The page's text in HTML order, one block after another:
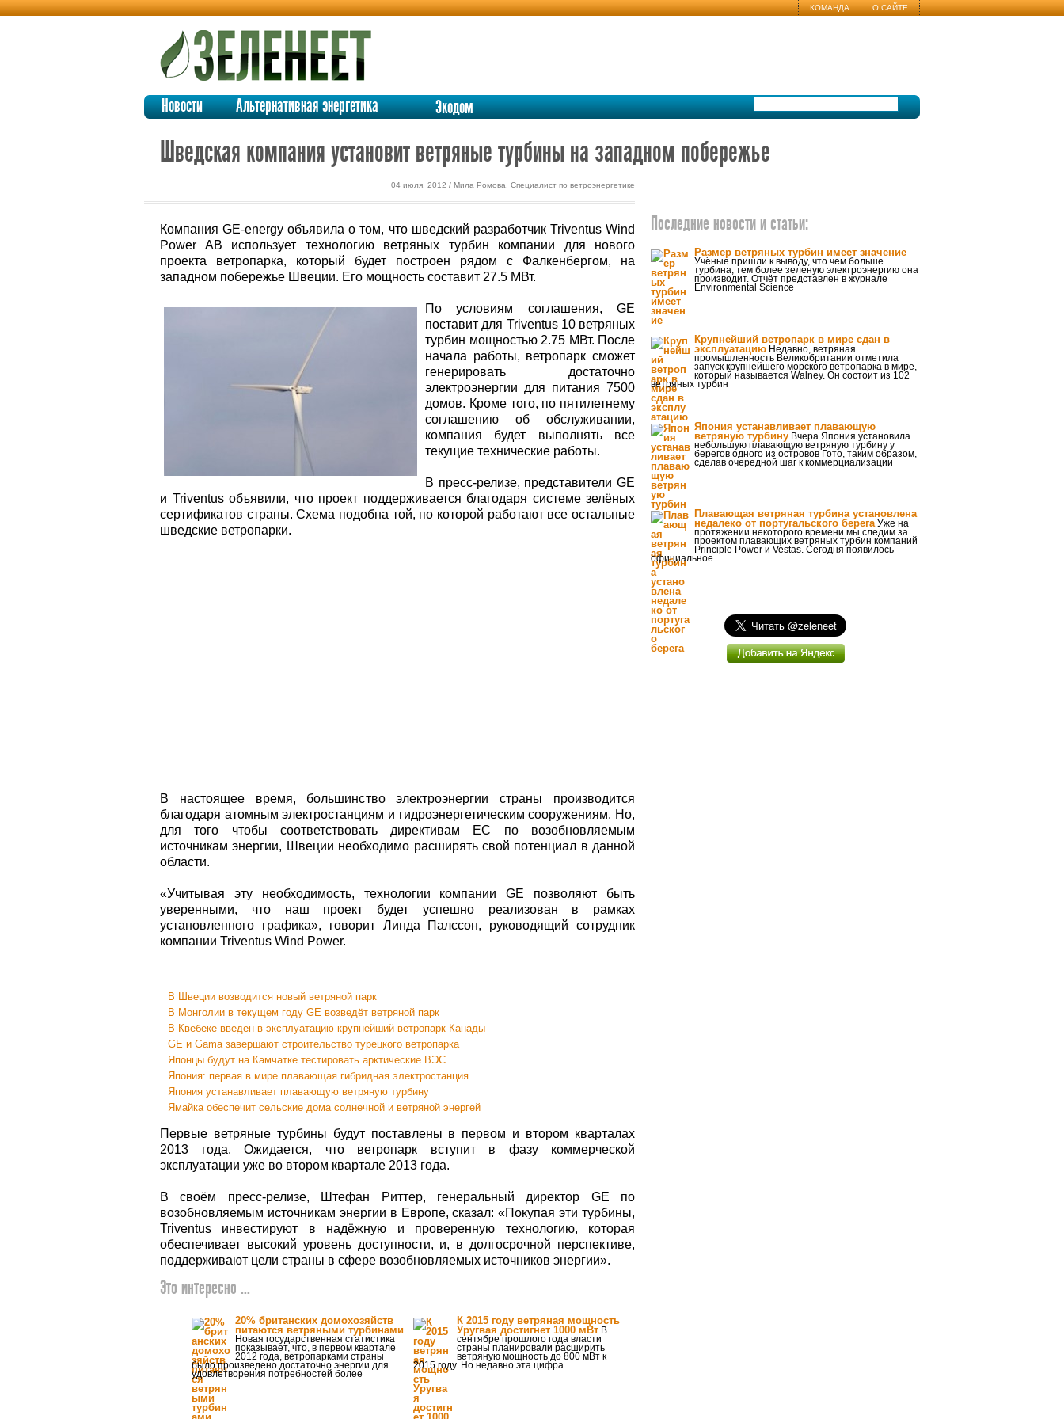
КОМАНДА О САЙТЕ
Новости Альтернативная энергетика Экодом
Шведская компания установит ветряные турбины на западном побережье
04 июля, 2012 / Мила Ромова, Специалист по ветроэнергетике
Компания GE-energy объявила о том, что шведский разработчик Triventus Wind
Power AB использует технологию ветряных турбин компании для нового
проекта ветропарка, который будет построен рядом с Фалкенбергом, на
западном побережье Швеции. Его мощность составит 27.5 МВт.
По условиям соглашения, GE
поставит для Triventus 10 ветряных
турбин мощностью 2.75 МВт. После
начала работы, ветропарк сможет
генерировать достаточно
электроэнергии для питания 7500
домов. Кроме того, по пятилетнему
соглашению об обслуживании,
компания будет выполнять все
текущие технические работы.
В пресс-релизе, представители GE
и Triventus объявили, что проект поддерживается благодаря системе зелёных
сертификатов страны. Схема подобна той, по которой работают все остальные
шведские ветропарки.
В настоящее время, большинство электроэнергии страны производится
благодаря атомным электростанциям и гидроэнергетическим сооружениям. Но,
для того чтобы соответствовать директивам ЕС по возобновляемым
источникам энергии, Швеции необходимо расширять свой потенциал в данной
области.
«Учитывая эту необходимость, технологии компании GE позволяют быть
уверенными, что наш проект будет успешно реализован в рамках
установленного графика», говорит Линда Палссон, руководящий сотрудник
компании Triventus Wind Power.
В Швеции возводится новый ветряной парк
В Монголии в текущем году GE возведёт ветряной парк
В Квебеке введен в эксплуатацию крупнейший ветропарк Канады
GE и Gama завершают строительство турецкого ветропарка
Японцы будут на Камчатке тестировать арктические ВЭС
Япония: первая в мире плавающая гибридная электростанция
Япония устанавливает плавающую ветряную турбину
Ямайка обеспечит сельские дома солнечной и ветряной энергей
Первые ветряные турбины будут поставлены в первом и втором кварталах
2013 года. Ожидается, что ветропарк вступит в фазу коммерческой
эксплуатации уже во втором квартале 2013 года.
В своём пресс-релизе, Штефан Риттер, генеральный директор GE по
возобновляемым источникам энергии в Европе, сказал: «Покупая эти турбины,
Triventus инвестируют в надёжную и проверенную технологию, которая
обеспечивает высокий уровень доступности, и, в долгосрочной перспективе,
поддерживают цели страны в сфере возобновляемых источников энергии».
Это интересно ...
20% британских домохозяйств
питаются ветряными турбинами
Новая государственная статистика
показывает, что, в первом квартале
2012 года, ветропарками страны
было произведено достаточно энергии для
удовлетворения потребностей более
К 2015 году ветряная мощность
Уругвая достигнет 1000 мВт В
сентябре прошлого года власти
страны планировали расширить
ветряную мощность до 800 мВт к
2015 году. Но недавно эта цифра
Последние новости и статьи:
Размер ветряных турбин имеет значение
Учёные пришли к выводу, что чем больше
турбина, тем более зеленую электроэнергию она
производит. Отчёт представлен в журнале
Environmental Science
Крупнейший ветропарк в мире сдан в
эксплуатацию Недавно, ветряная
промышленность Великобритании отметила
запуск крупнейшего морского ветропарка в мире,
который называется Walney. Он состоит из 102
ветряных турбин
Япония устанавливает плавающую
ветряную турбину Вчера Япония установила
небольшую плавающую ветряную турбину у
берегов одного из островов Гото, таким образом,
сделав очередной шаг к коммерциализации
Плавающая ветряная турбина установлена
недалеко от португальского берегаУже на
протяжении некоторого времени мы следим за
проектом плавающих ветряных турбин компаний
Principle Power и Vestas. Сегодня появилось
официальное